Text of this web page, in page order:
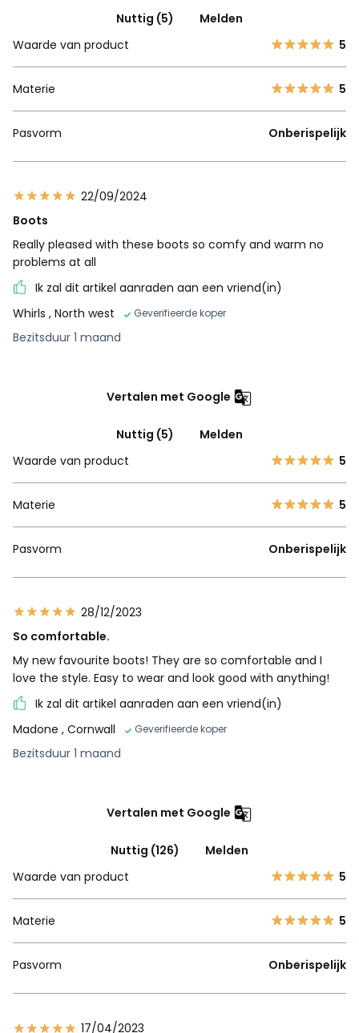
Nuttig (5)
Melden
Waarde van product
5
Materie 5
Pasvorm Onberispelijk
22/09/2024
Boots
Really pleased with these boots so comfy and warm no
problems at all
Ik zal dit artikel aanraden aan een vriend(in)
Whirls , North west Geverifieerde koper
Bezitsduur 1 maand
Vertalen met Google
Nuttig (5)
Melden
Waarde van product
5
Materie 5
Pasvorm Onberispelijk
28/12/2023
So comfortable.
My new favourite boots! They are so comfortable and I
love the style. Easy to wear and look good with anything!
Ik zal dit artikel aanraden aan een vriend(in)
Madone , Cornwall Geverifieerde koper
Bezitsduur 1 maand
Vertalen met Google
Nuttig (126)
Melden
Waarde van product
5
Materie 5
Pasvorm Onberispelijk
17/04/2023